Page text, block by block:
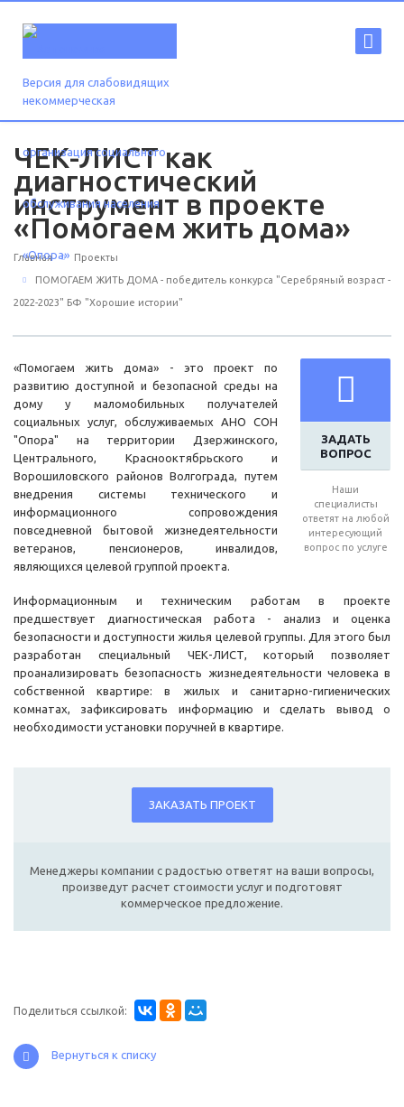
Версия для слабовидящих
ЧЕК-ЛИСТ как
диагностический
инструмент в проекте
«Помогаем жить дома»
Главная Проекты
ПОМОГАЕМ ЖИТЬ ДОМА - победитель конкурса "Серебряный возраст -
2022-2023" БФ "Хорошие истории"
ЗАДАТЬ
ВОПРОС
Наши
специалисты
ответят на любой
интересующий
вопрос по услуге
«Помогаем жить дома» - это проект по
развитию доступной и безопасной среды на
дому у маломобильных получателей
социальных услуг, обслуживаемых АНО СОН
"Опора" на территории Дзержинского,
Центрального, Краснооктябрьского и
Ворошиловского районов Волгограда, путем
внедрения системы технического и
информационного сопровождения
повседневной бытовой жизнедеятельности
ветеранов, пенсионеров, инвалидов,
являющихся целевой группой проекта.
Информационным и техническим работам в проекте
предшествует диагностическая работа - анализ и оценка
безопасности и доступности жилья целевой группы. Для этого был
разработан специальный ЧЕК-ЛИСТ, который позволяет
проанализировать безопасность жизнедеятельности человека в
собственной квартире: в жилых и санитарно-гигиенических
комнатах, зафиксировать информацию и сделать вывод о
необходимости установки поручней в квартире.
ЗАКАЗАТЬ ПРОЕКТ
Менеджеры компании с радостью ответят на ваши вопросы,
произведут расчет стоимости услуг и подготовят
коммерческое предложение.
Поделиться ссылкой:
Вернуться к списку